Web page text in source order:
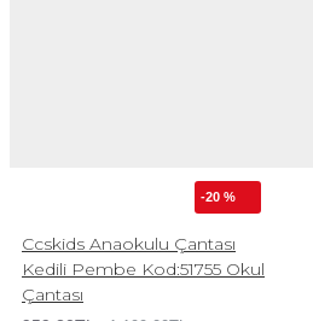
-20 %
Ccskids Anaokulu Çantası
Kedili Pembe Kod:51755 Okul
Çantası